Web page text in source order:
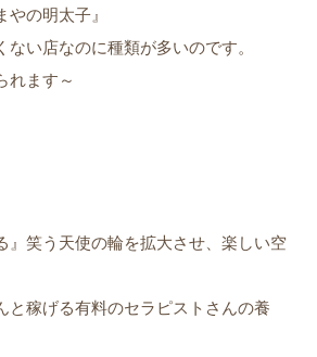
の明太子』
ない店なのに種類が多いのです。
れます～
』笑う天使の輪を拡大させ、楽しい空
と稼げる有料のセラピストさんの養